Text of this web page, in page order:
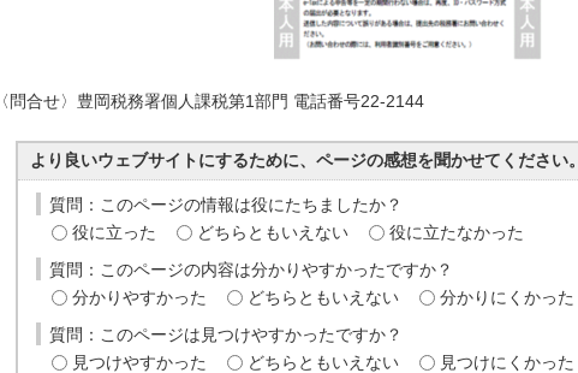
〈問合せ〉豊岡税務署個人課税第1部門 電話番号22-2144
より良いウェブサイトにするために、ページの感想を聞かせてください。
質問：このページの情報は役にたちましたか？
役に立った
どちらともいえない 役に立たなかった
質問：このページの内容は分かりやすかったですか？
分かりやすかった
どちらともいえない 分かりにくかった
質問：このページは見つけやすかったですか？
見つけやすかった
どちらともいえない
見つけにくかった